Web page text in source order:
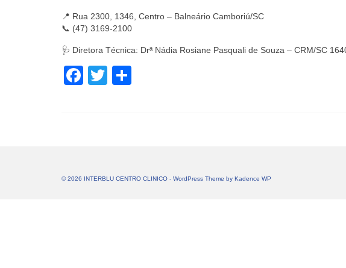
📍 Rua 2300, 1346, Centro – Balneário Camboriú/SC
📞 (47) 3169-2100
🩺 Diretora Técnica: Drª Nádia Rosiane Pasquali de Souza – CRM/SC
Facebook
Twitter
© 2026 INTERBLU CENTRO CLINICO - WordPress Theme by Kadence WP